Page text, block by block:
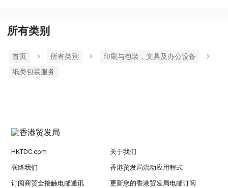
所有类别
首页 所有类別
印刷与包装，文具及办公设备
纸类包装服务
HKTDC.com 关于我们
联络我们 香港贸发局流动应用程式
订阅商贸全接触电邮通讯 更新您的香港贸发局电邮订阅